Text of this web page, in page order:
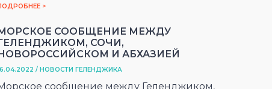
>
СООБЩЕНИЕ МЕЖДУ
СОЧИ,
И АБХАЗИЕЙ
/ НОВОСТИ ГЕЛЕНДЖИКА
сообщение между Геленджиком,